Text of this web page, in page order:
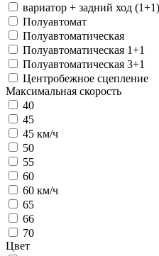
вариатор + задний ход (1+1)
Полуавтомат
Полуавтоматическая
Полуавтоматическая 1+1
Полуавтоматическая 3+1
Центробежное сцепление
Максимальная скорость
40
45
45 км/ч
50
55
60
60 км/ч
65
66
70
Цвет